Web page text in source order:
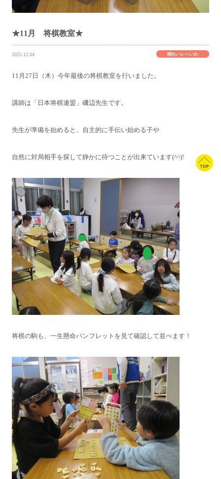
★11月 将棋教室★
2025.12.04 晴れハレへいわ
11月27日（木）今年最後の将棋教室を行いました。
講師は「日本将棋連盟」磯辺先生です。
先生が準備を始めると、自主的に手伝い始める子や
自然に対局相手を探して静かに待つことが出来ています(^^)!
将棋の駒も、一生懸命パンフレットを見て確認して並べます！